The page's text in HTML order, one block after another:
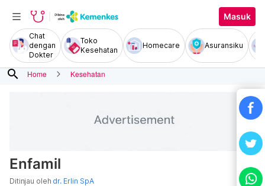
Masuk
Chat
dengan
Dokter
Toko
Kesehatan
Homecare Asuransiku
search Home Kesehatan
Enfamil
Ditinjau oleh dr. Erlin SpA